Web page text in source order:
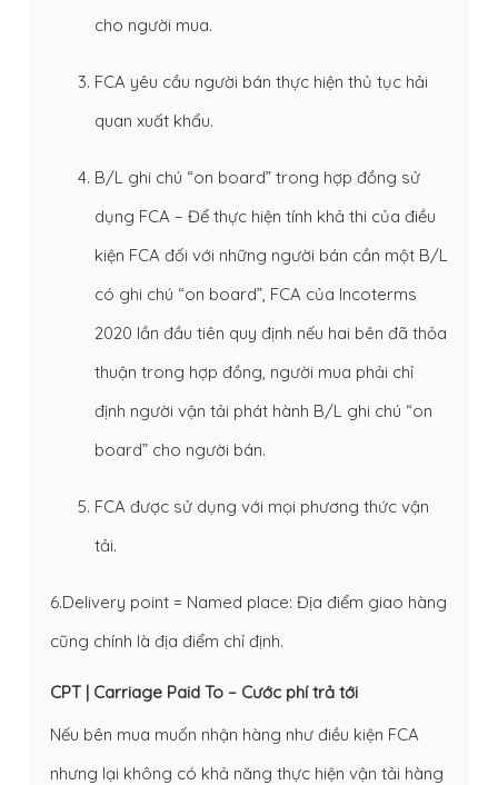
cho người mua.
FCA yêu cầu người bán thực hiện thủ tục hải
quan xuất khẩu.
B/L ghi chú “on board” trong hợp đồng sử
dụng FCA – Để thực hiện tính khả thi của điều
kiện FCA đối với những người bán cần một B/L
có ghi chú “on board”, FCA của Incoterms
2020 lần đầu tiên quy định nếu hai bên đã thỏa
thuận trong hợp đồng, người mua phải chỉ
định người vận tải phát hành B/L ghi chú “on
board” cho người bán.
FCA được sử dụng với mọi phương thức vận
tải.
6.Delivery point = Named place: Địa điểm giao hàng
cũng chính là địa điểm chỉ định.
CPT | Carriage Paid To – Cước phí trả tới
Nếu bên mua muốn nhận hàng như điều kiện FCA
nhưng lại không có khả năng thực hiện vận tải hàng